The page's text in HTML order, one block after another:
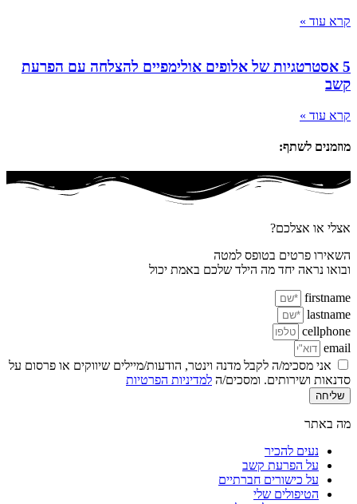
קרא עוד »
5 אסטרטגיות של אלופים אולימפיים להצלחה עם הפרעת
קשב
קרא עוד »
מוזמנים לשתף:
אצלי או אצלכם?
השאירו פרטים בטופס למטה
ובואו נראה יחד מה הילד שלכם באמת יכול
firstname
lastname
cellphone
email
אני מסכימ/ה לקבל מדנה וינטר, הודעות/מיילים שיווקים או פרסום על
סדנאות ושירותים. ומסכים/ה למדיניות הפרטיות
שליחה
מה באתר
נעים להכיר
על הפרעת קשב
על כישורים חברתיים
הטיפולים שלי